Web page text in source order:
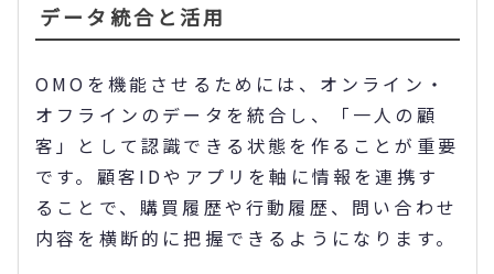
データ統合と活用
OMOを機能させるためには、オンライン・
オフラインのデータを統合し、「一人の顧
客」として認識できる状態を作ることが重要
です。顧客IDやアプリを軸に情報を連携す
ることで、購買履歴や行動履歴、問い合わせ
内容を横断的に把握できるようになります。